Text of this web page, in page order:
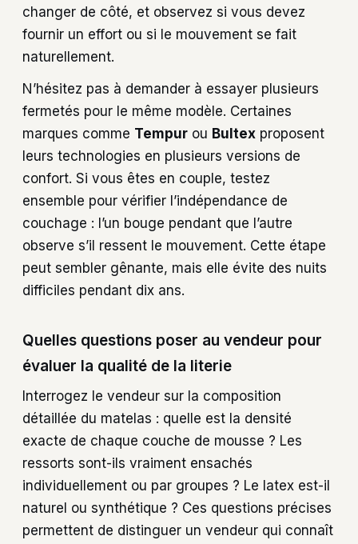
changer de côté, et observez si vous devez
fournir un effort ou si le mouvement se fait
naturellement.
N’hésitez pas à demander à essayer plusieurs
fermetés pour le même modèle. Certaines
marques comme Tempur ou Bultex proposent
leurs technologies en plusieurs versions de
confort. Si vous êtes en couple, testez
ensemble pour vérifier l’indépendance de
couchage : l’un bouge pendant que l’autre
observe s’il ressent le mouvement. Cette étape
peut sembler gênante, mais elle évite des nuits
difficiles pendant dix ans.
Quelles questions poser au vendeur pour
évaluer la qualité de la literie
Interrogez le vendeur sur la composition
détaillée du matelas : quelle est la densité
exacte de chaque couche de mousse ? Les
ressorts sont-ils vraiment ensachés
individuellement ou par groupes ? Le latex est-il
naturel ou synthétique ? Ces questions précises
permettent de distinguer un vendeur qui connaît